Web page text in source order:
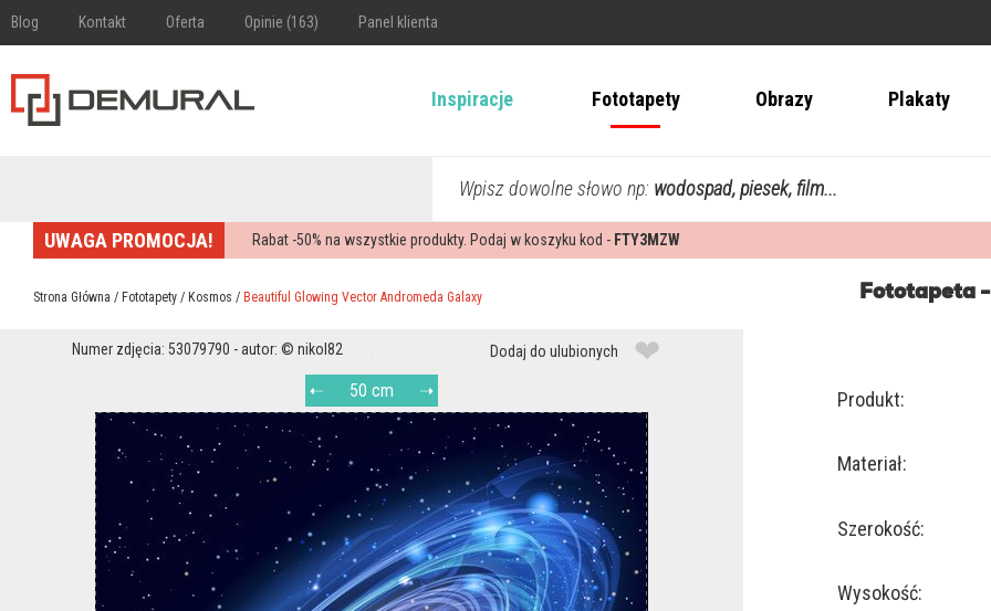
Blog Kontakt Oferta Opinie (163) Panel klienta
Inspiracje Fototapety Obrazy Plakaty
Wpisz dowolne słowo np: wodospad, piesek, film...
UWAGA PROMOCJA! Rabat -50% na wszystkie produkty. Podaj w koszyku kod - FTY3MZW
Strona Główna / Fototapety / Kosmos / Beautiful Glowing Vector Andromeda Galaxy Fototapeta
Numer zdjęcia: 53079790 - autor: © nikol82 Dodaj do ulubionych ❤
50 cm Produkt:
Materiał:
Szerokość:
Wysokość: